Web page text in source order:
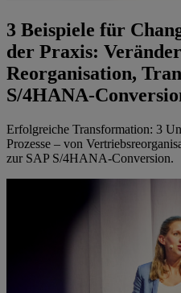
3 Beispiele für
der Praxis:
Reorganisation,
S/4HANA-
Erfolgreiche Transformation: 3
Prozesse – von
zur SAP S/4HANA-Conversion.